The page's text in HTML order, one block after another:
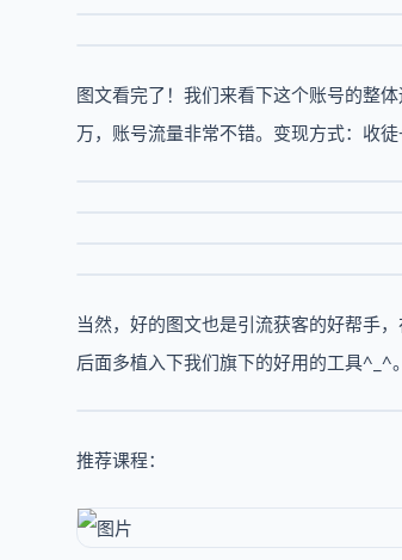
图文看完了！我们来看下这个账号的整
万，账号流量非常不错。变现方式：收
当然，好的图文也是引流获客的好帮手
后面多植入下我们旗下的好用的工具^_^。
推荐课程：